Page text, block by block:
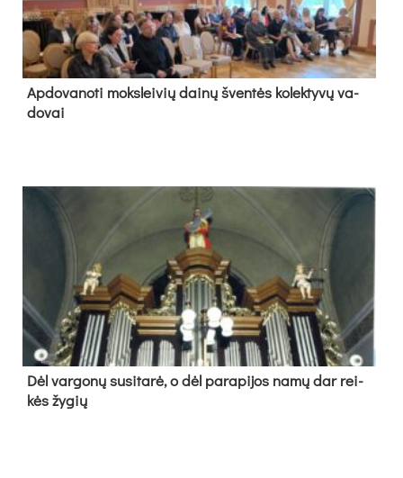
Ap­do­va­no­ti moks­lei­vių dai­nų šven­tės ko­lek­ty­vų va­
do­vai
Dėl var­go­nų su­si­ta­rė, o dėl pa­ra­pi­jos na­mų dar rei­
kės žy­gių